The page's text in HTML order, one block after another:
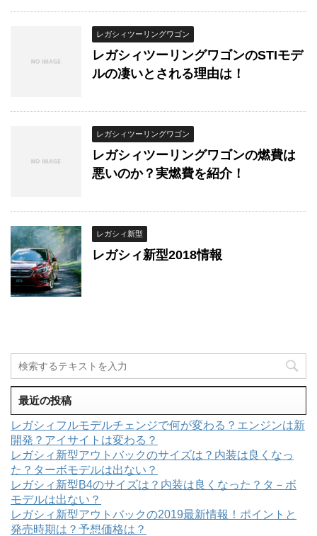
レガシィツーリングワゴン
レガシィツーリングワゴンのSTIモデ
ルの凄いとされる理由は！
レガシィツーリングワゴン
レガシィツーリングワゴンの燃費は
悪いのか？実燃費を紹介！
レガシィ新型
レガシィ新型2018情報
最近の投稿
レガシィフルモデルチェンジで何が変わる？エンジンは新
開発？アイサイトは変わる？
レガシィ新型アウトバックのサイズは？内装は良くなっ
た？ターボモデルは出ない？
レガシィ新型B4のサイズは？内装は良くなった？タ－ボ
モデルは出ない？
レガシィ新型アウトバックの2019最新情報！ポイントと
発売時期は？予想価格は？